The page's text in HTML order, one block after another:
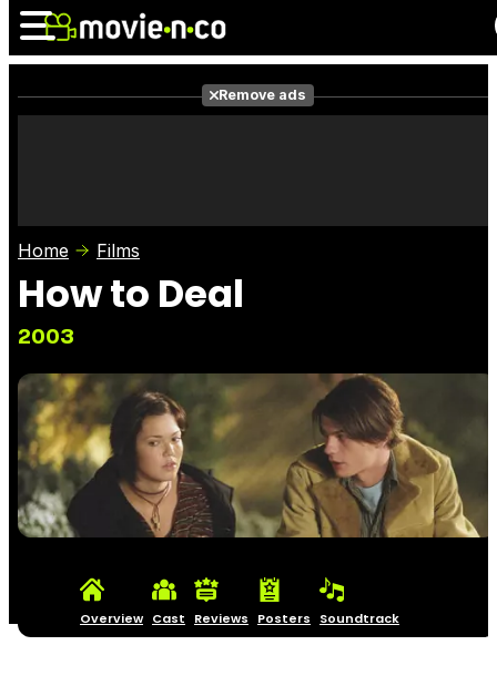
Photos
Remove ads
Home Films
How to Deal
2003
Overview Cast Reviews Posters Soundtrack